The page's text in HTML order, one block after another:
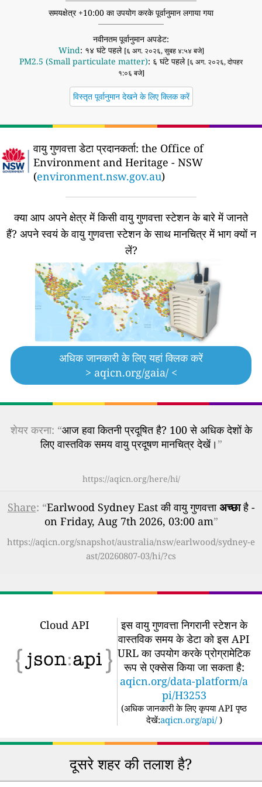
समयक्षेत्र +10:00 का उपयोग करके पूर्वानुमान लगाया गया
नवीनतम पूर्वानुमान अपडेट:
Wind: १४ घंटे पहले [६ अग. २०२६, सुबह ४:५४ बजे]
PM2.5 (Small particulate matter): ६ घंटे पहले [६ अग. २०२६, दोपहर
१:०६ बजे]
विस्तृत पूर्वानुमान देखने के लिए क्लिक करें
वायु गुणवत्ता डेटा प्रदानकर्ता: the Office of
Environment and Heritage - NSW
(environment.nsw.gov.au)
क्या आप अपने क्षेत्र में किसी वायु गुणवत्ता स्टेशन के बारे में जानते
हैं? अपने स्वयं के वायु गुणवत्ता स्टेशन के साथ मानचित्र में भाग क्यों न
लें?
अधिक जानकारी के लिए यहां क्लिक करें
> aqicn.org/gaia/ <
शेयर करना: “आज हवा कितनी प्रदूषित है? 100 से अधिक देशों के
लिए वास्तविक समय वायु प्रदूषण मानचित्र देखें।”
https://aqicn.org/here/hi/
Share: “Earlwood Sydney East की वायु गुणवत्ताअच्छाहै -
on Friday, Aug 7th 2026, 03:00 am”
https://aqicn.org/snapshot/australia/nsw/earlwood/sydney-e
ast/20260807-03/hi/?cs
Cloud API
इस वायु गुणवत्ता निगरानी स्टेशन के
वास्तविक समय के डेटा को इस API
URL का उपयोग करके प्रोग्रामेटिक
रूप से एक्सेस किया जा सकता है:
aqicn.org/data-platform/a
pi/H3253
(अधिक जानकारी के लिए कृपया API पृष्ठ
देखें:aqicn.org/api/ )
दूसरे शहर की तलाश है?